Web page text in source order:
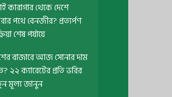
কারাগার থেকে দেশে
পথে বেনজীর? প্রত্যর্পণ
শেষ পর্যায়ে
বাজারে আজ সোনার দাম
২২ ক্যারেটের প্রতি ভরির
মূল্য জানুন